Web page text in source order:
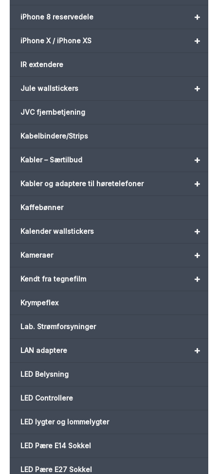
+
iPhone 8 reservedele
+
iPhone X / iPhone XS
IR extendere
+
Jule wallstickers
JVC fjernbetjening
Kabelbindere/Strips
+
Kabler – Særtilbud
+
Kabler og adaptere til høretelefoner
Kaffebønner
+
Kalender wallstickers
+
Kameraer
+
Kendt fra tegnefilm
Krympeflex
Lab. Strømforsyninger
+
LAN adaptere
LED Belysning
LED Controllere
LED lygter og lommelygter
LED Pære E14 Sokkel
LED Pære E27 Sokkel